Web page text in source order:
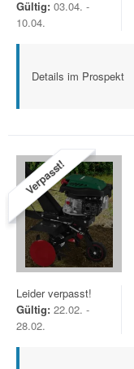
Gültig: 03.04. -
10.04.
Details im Prospekt
Verpasst!
Leider verpasst!
Gültig: 22.02. -
28.02.